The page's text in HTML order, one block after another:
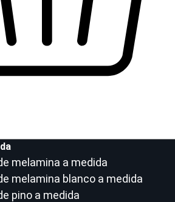
melamina a medida
melamina blanco a medida
pino a medida